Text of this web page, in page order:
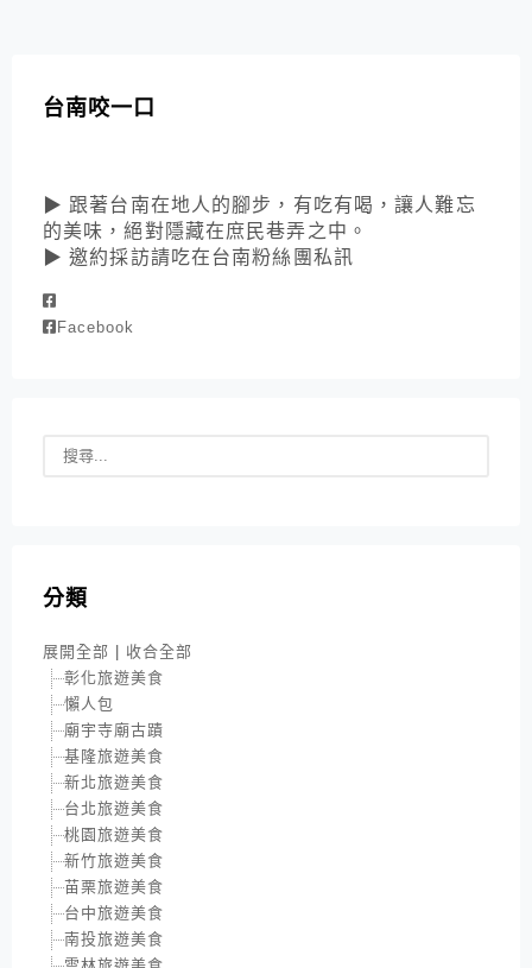
台南咬一口
▶ 跟著台南在地人的腳步，有吃有喝，讓人難忘
的美味，絕對隱藏在庶民巷弄之中。
▶ 邀約採訪請吃在台南粉絲團私訊
Facebook
分類
展開全部
收合全部
彰化旅遊美食
懶人包
廟宇寺廟古蹟
基隆旅遊美食
新北旅遊美食
台北旅遊美食
桃園旅遊美食
新竹旅遊美食
苗栗旅遊美食
台中旅遊美食
南投旅遊美食